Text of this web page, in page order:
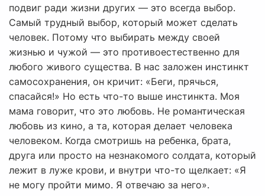
подвиг ради жизни других — это всегда выбор.
Самый трудный выбор, который может сделать
человек. Потому что выбирать между своей
жизнью и чужой — это противоестественно для
любого живого существа. В нас заложен инстинкт
самосохранения, он кричит: «Беги, прячься,
спасайся!» Но есть что-то выше инстинкта. Моя
мама говорит, что это любовь. Не романтическая
любовь из кино, а та, которая делает человека
человеком. Когда смотришь на ребенка, брата,
друга или просто на незнакомого солдата, который
лежит в луже крови, и внутри что-то щелкает: «Я
не могу пройти мимо. Я отвечаю за него».